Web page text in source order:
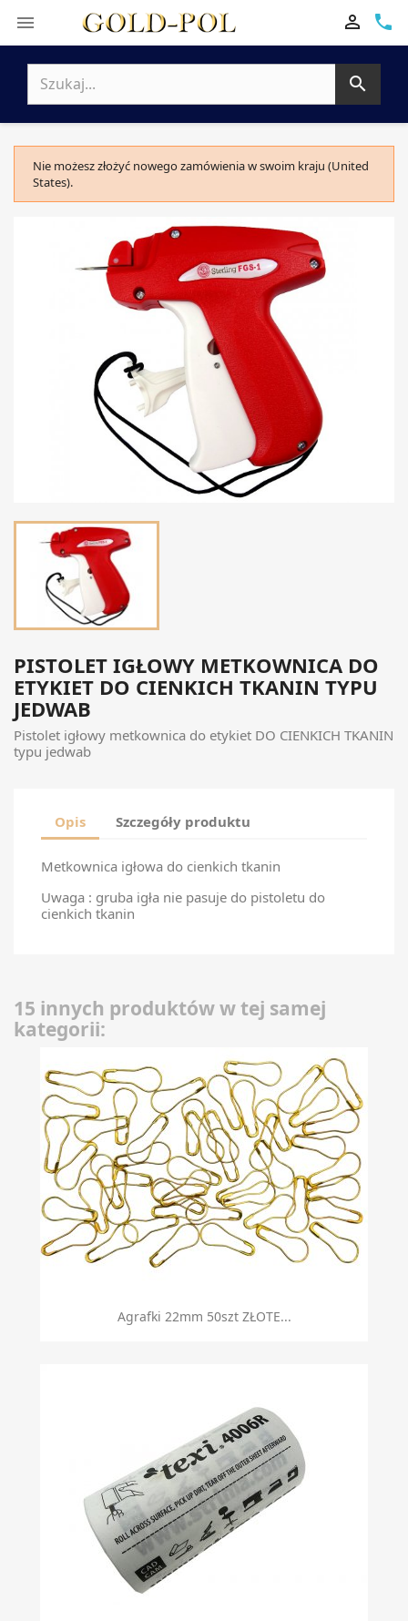
 phone


Nie możesz złożyć nowego zamówienia w swoim kraju (United
States).
PISTOLET IGŁOWY METKOWNICA DO
ETYKIET DO CIENKICH TKANIN TYPU
JEDWAB
Pistolet igłowy metkownica do etykiet DO CIENKICH TKANIN
typu jedwab
Opis Szczegóły produktu
Metkownica igłowa do cienkich tkanin
Uwaga : gruba igła nie pasuje do pistoletu do
cienkich tkanin
15 innych produktów w tej samej
kategorii:
Agrafki 22mm 50szt ZŁOTE...